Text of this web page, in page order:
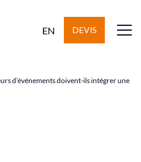
EN DEVIS
d’événements doivent-ils intégrer une